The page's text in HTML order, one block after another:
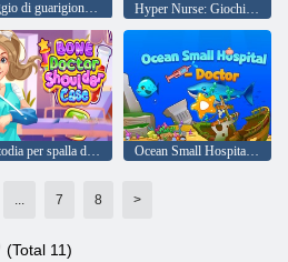
Viaggio di guarigione della principessa del mare Hyper Nurse: Giochi ospedalieri
Custodia per spalla del medico osseo
7 8 >
(Total 11)